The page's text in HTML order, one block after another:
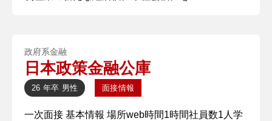
政府系金融
日本政策金融公庫
26 年卒 男性 面接情報
一次面接 基本情報 場所web時間1時間社員数1人学